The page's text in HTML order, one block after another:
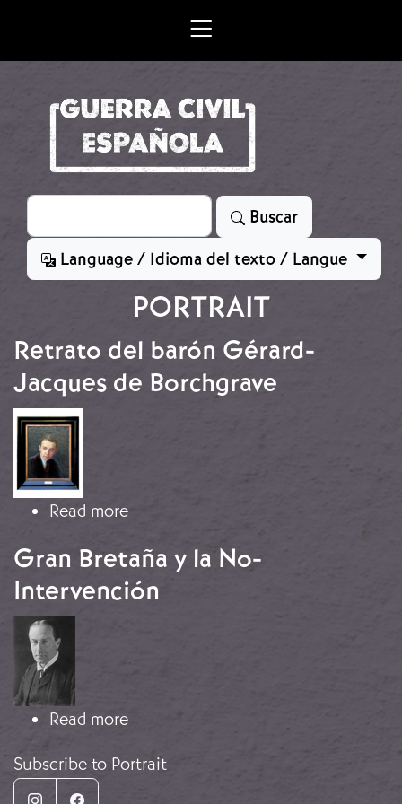
Search
Buscar
Language / Idioma del texto / Langue
PORTRAIT
Retrato del barón Gérard-
Jacques de Borchgrave
Image
Read moreabout Retrato del barón Gérard-
Gran Bretaña y la No-
Intervención
Image
Read moreabout Gran Bretaña y la No-
Subscribe to Portrait
InstagramFacebook